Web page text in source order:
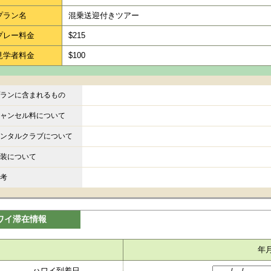
ラン名 混乗送迎付きツアー
レー料金 $215
学者料金 $100
ンに含まれるもの
ンセル料について
タルクラブについて
について
イ滞在情報
年